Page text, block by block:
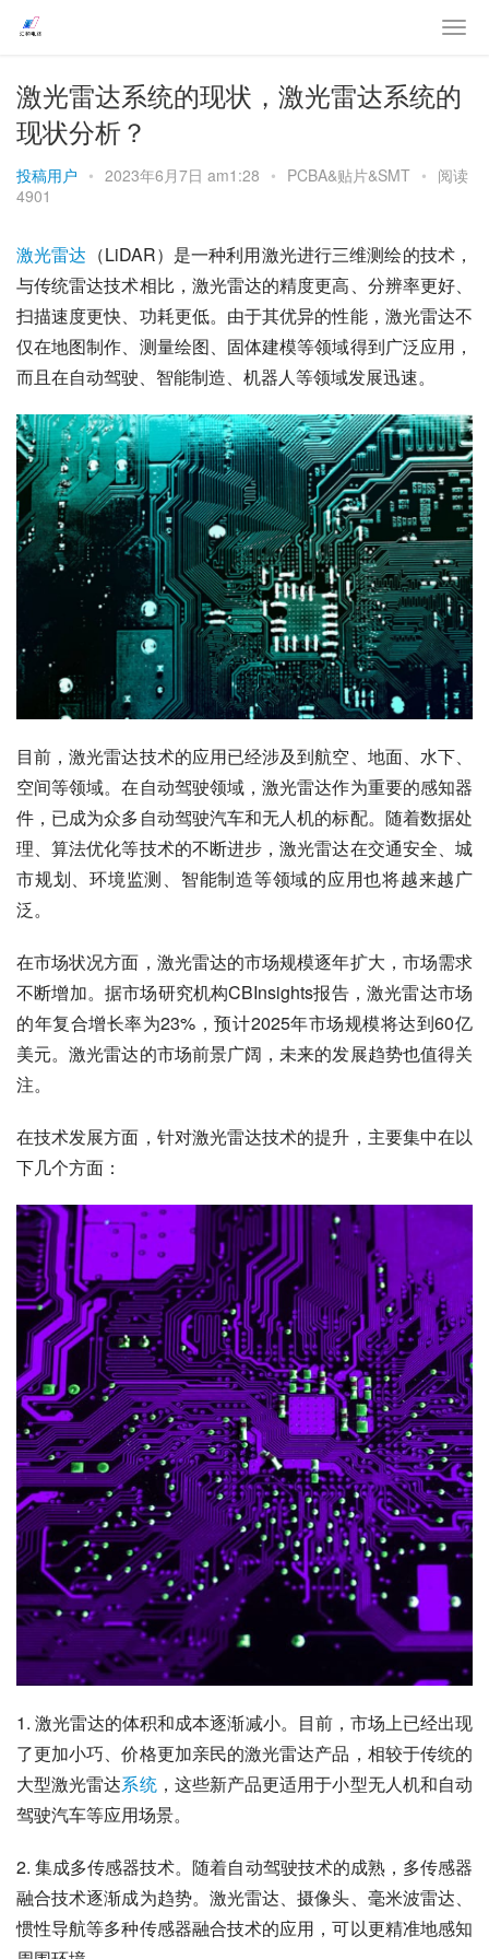
激光雷达系统的现状，激光雷达系统的
现状分析？
投稿用户 • 2023年6月7日 am1:28 • PCBA&贴片&SMT • 阅读
4901
激光雷达 （LiDAR）是一种利用激光进行三维测绘的技术，
与传统雷达技术相比，激光雷达的精度更高、分辨率更好、
扫描速度更快、功耗更低。由于其优异的性能，激光雷达不
仅在地图制作、测量绘图、固体建模等领域得到广泛应用，
而且在自动驾驶、智能制造、机器人等领域发展迅速。
目前，激光雷达技术的应用已经涉及到航空、地面、水下、
空间等领域。在自动驾驶领域，激光雷达作为重要的感知器
件，已成为众多自动驾驶汽车和无人机的标配。随着数据处
理、算法优化等技术的不断进步，激光雷达在交通安全、城
市规划、环境监测、智能制造等领域的应用也将越来越广
泛。
在市场状况方面，激光雷达的市场规模逐年扩大，市场需求
不断增加。据市场研究机构CBInsights报告，激光雷达市场
的年复合增长率为23%，预计2025年市场规模将达到60亿
美元。激光雷达的市场前景广阔，未来的发展趋势也值得关
注。
在技术发展方面，针对激光雷达技术的提升，主要集中在以
下几个方面：
1. 激光雷达的体积和成本逐渐减小。目前，市场上已经出现
了更加小巧、价格更加亲民的激光雷达产品，相较于传统的
大型激光雷达系统，这些新产品更适用于小型无人机和自动
驾驶汽车等应用场景。
2. 集成多传感器技术。随着自动驾驶技术的成熟，多传感器
融合技术逐渐成为趋势。激光雷达、摄像头、毫米波雷达、
惯性导航等多种传感器融合技术的应用，可以更精准地感知